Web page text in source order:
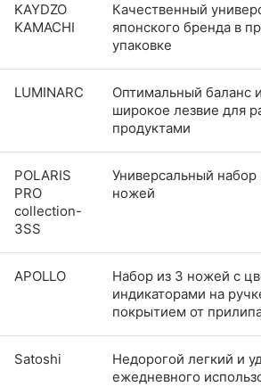
KAYDZO
KAMACHI
Качественный
японского бренда в
упаковке
LUMINARC
Оптимальный баланс
широкое лезвие для
продуктами
POLARIS
PRO
collection-
3SS
Универсальный
ножей
APOLLO
Набор из 3 ножей с
индикаторами на
покрытием от
Satoshi
Недорогой легкий и
ежедневного